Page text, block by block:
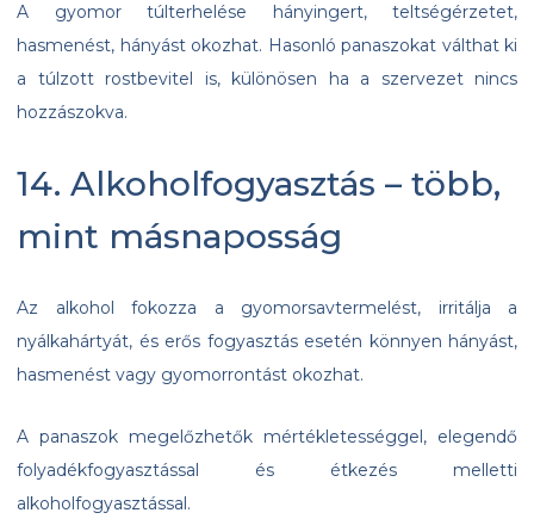
A gyomor túlterhelése hányingert, teltségérzetet,
hasmenést, hányást okozhat. Hasonló panaszokat válthat ki
a túlzott rostbevitel is, különösen ha a szervezet nincs
hozzászokva.
14. Alkoholfogyasztás – több,
mint másnaposság
Az alkohol fokozza a gyomorsavtermelést, irritálja a
nyálkahártyát, és erős fogyasztás esetén könnyen hányást,
hasmenést vagy gyomorrontást okozhat.
A panaszok megelőzhetők mértékletességgel, elegendő
folyadékfogyasztással és étkezés melletti
alkoholfogyasztással.